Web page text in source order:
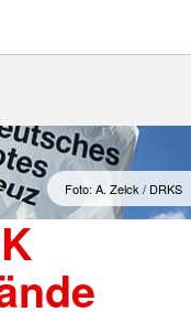
Foto: A. Zelck / DRKS